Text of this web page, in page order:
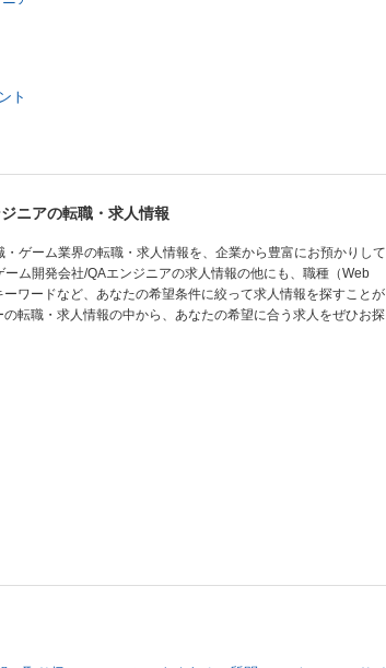
ト
ニアの転職・求人情報
ゲーム業界の転職・求人情報を、企業から豊富にお預かりして
ム開発会社/QAエンジニアの求人情報の他にも、職種（Web
ワードなど、あなたの希望条件に絞って求人情報を探すことが
転職・求人情報の中から、あなたの希望に合う求人をぜひお探